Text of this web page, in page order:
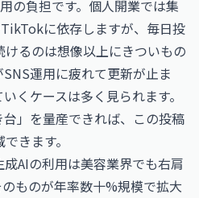
の負担です。個人開業では集
に依存しますが、毎日投
るのは想像以上にきついもの
運用に疲れて更新が止ま
くケースは多く見られます。
」を量産できれば、この投稿
きます。
AIの利用は美容業界でも右肩
ものが年率数十%規模で拡大